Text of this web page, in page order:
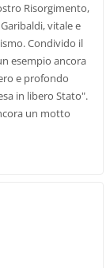
Risorgimento,
vitale e
Condivido il
esempio ancora
e profondo
in libero Stato".
un motto